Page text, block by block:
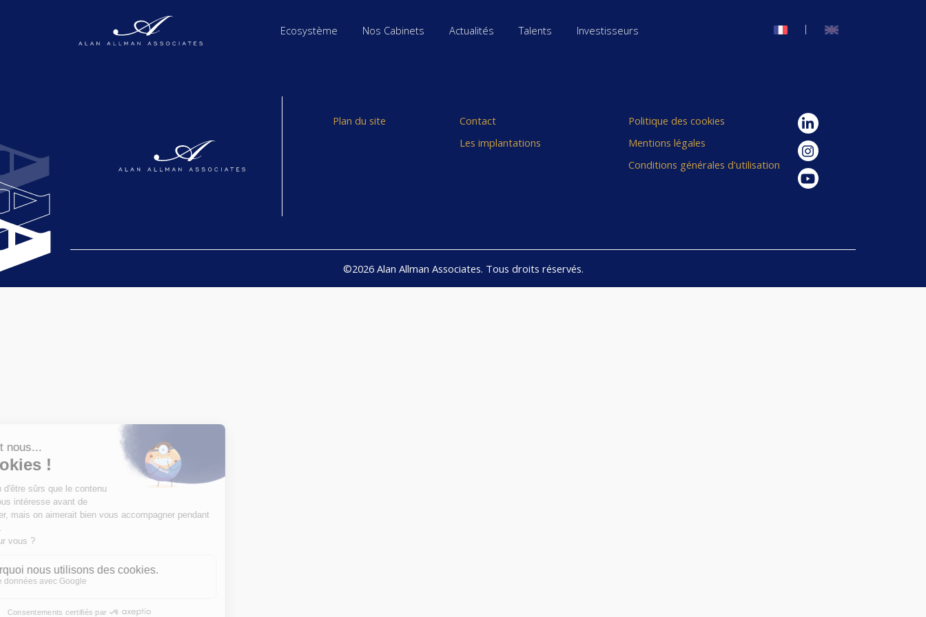
Ecosystème Nos Cabinets Actualités Talents Investisseurs |
Plan du site
Contact
Les implantations
Politique des cookies
Mentions légales
Conditions générales d'utilisation
©2026 Alan Allman Associates. Tous droits réservés.